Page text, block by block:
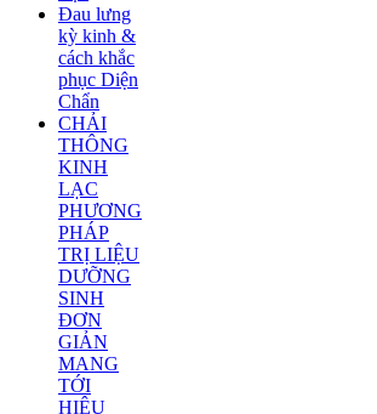
Đau lưng
kỳ kinh &
cách khắc
phục Diện
Chẩn
CHẢI
THÔNG
KINH
LẠC
PHƯƠNG
PHÁP
TRỊ LIỆU
DƯỠNG
SINH
ĐƠN
GIẢN
MANG
TỚI
HIỆU